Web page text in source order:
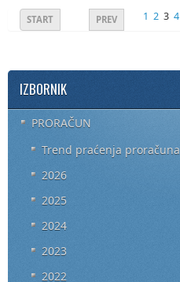
START PREV 1 2 3 4
IZBORNIK
PRORAČUN
Trend praćenja proračuna
2026
2025
2024
2023
2022